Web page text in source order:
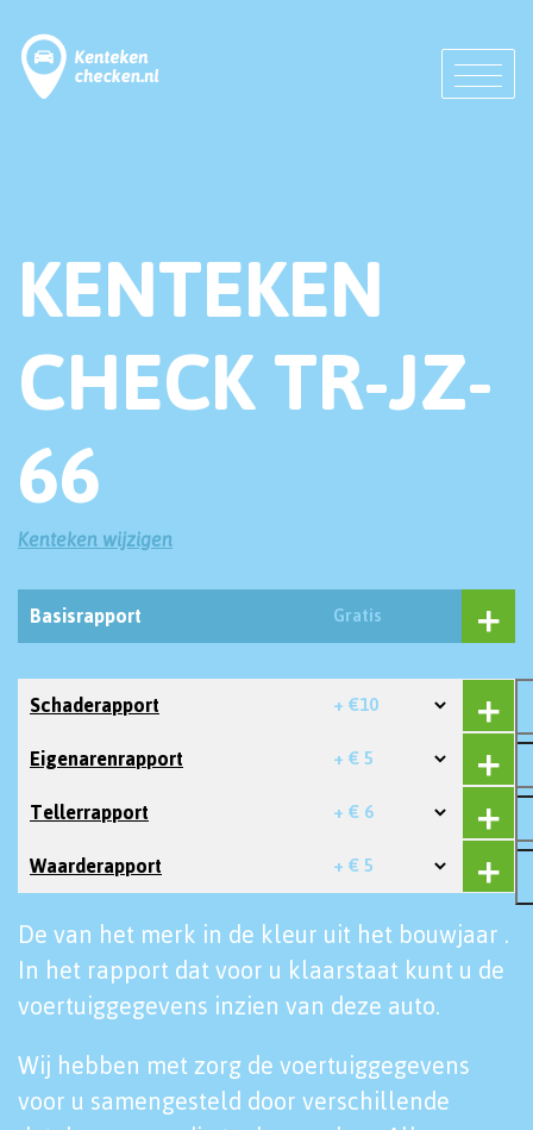
KENTEKEN
CHECK TR-JZ-
66
Kenteken wijzigen
Basisrapport Gratis
Schaderapport + €10
Eigenarenrapport + € 5
Tellerrapport + € 6
Waarderapport + € 5
De van het merk in de kleur uit het bouwjaar .
In het rapport dat voor u klaarstaat kunt u de
voertuiggegevens inzien van deze auto.
Wij hebben met zorg de voertuiggegevens
voor u samengesteld door verschillende